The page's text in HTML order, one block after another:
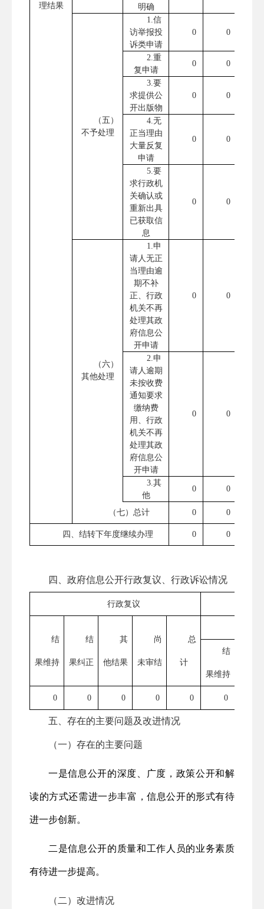
理结果 明确
（五）
不予处理
1.信
访举报投
诉类申请
0 0
2.重
复申请
0 0
3.要
求提供公
开出版物
0 0
4.无
正当理由
大量反复
申请
0 0
5.要
求行政机
关确认或
重新出具
已获取信
息
0 0
（六）
其他处理
1.申
请人无正
当理由逾
期不补
正、行政
机关不再
处理其政
府信息公
开申请
0 0
2.申
请人逾期
未按收费
通知要求
缴纳费
用、行政
机关不再
处理其政
府信息公
开申请
0 0
3.其
他
0 0
（七）总计 0 0
四、结转下年度继续办理 0 0
四、政府信息公开行政复议、行政诉讼情况
行政复议
结
果维持
结
果纠正
其
他结果
尚
未审结
总
计
结
果维持
0 0 0 0 0 0
五、存在的主要问题及改进情况
（一）存在的主要问题
一是信息公开的深度、广度，政策公开和解
读的方式还需进一步丰富，信息公开的形式有待
进一步创新。
二是信息公开的质量和工作人员的业务素质
有待进一步提高。
（二）改进情况